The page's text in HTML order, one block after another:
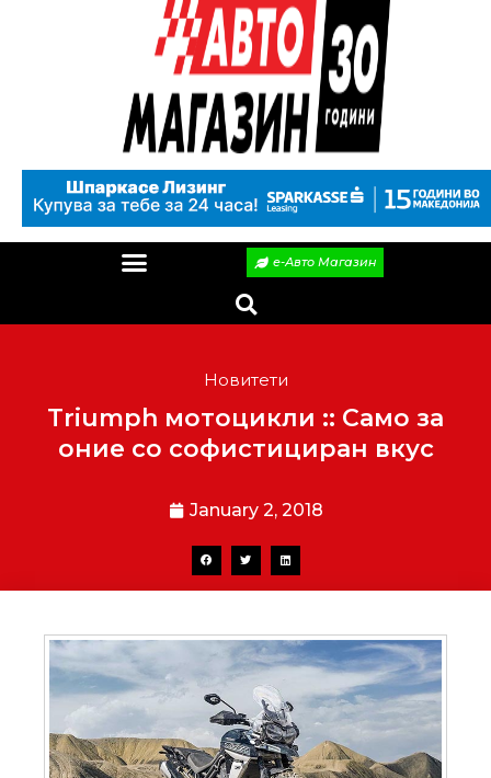
е-Авто Магазин
Новитети
Triumph мотоцикли :: Само за
оние со софистициран вкус
January 2, 2018